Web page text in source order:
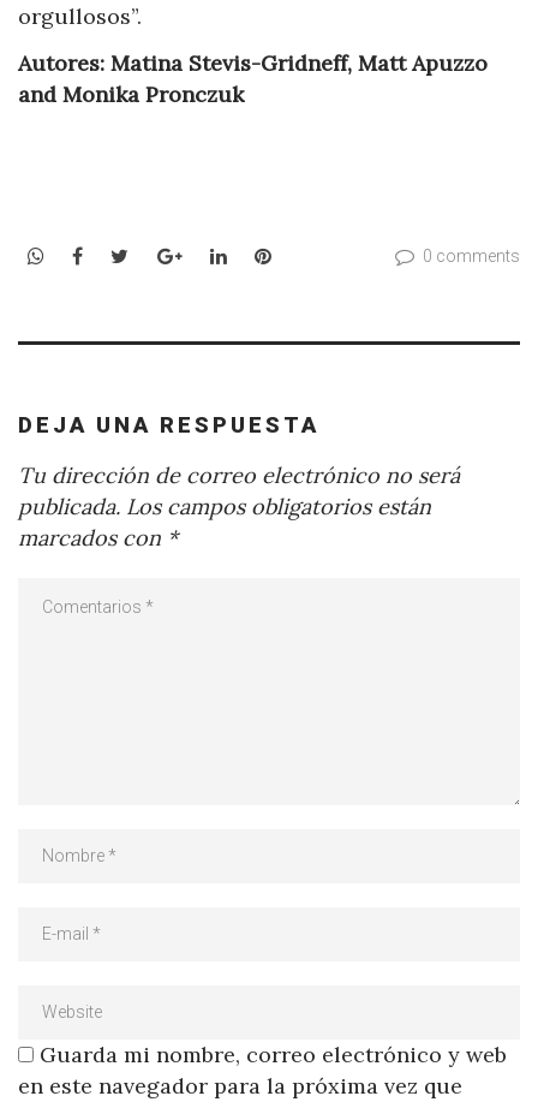
orgullosos”.
Autores: Matina Stevis-Gridneff, Matt Apuzzo
and Monika Pronczuk
WhatsApp
Facebook
TwitterGoogle+LinkedInPinterest 0 comments
DEJA UNA RESPUESTA
Tu dirección de correo electrónico no será
publicada. Los campos obligatorios están
marcados con *
Guarda mi nombre, correo electrónico y web
en este navegador para la próxima vez que